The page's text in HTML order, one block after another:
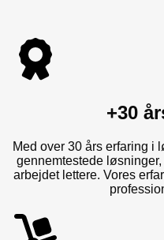
+30
Med over 30 års erfaring i
gennemtestede
arbejdet lettere. Vores